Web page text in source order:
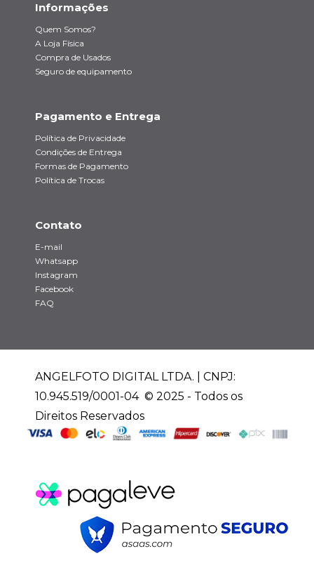
Informações
Quem Somos?
A Loja Física
Compra de Usados
Seguro de equipamento
Pagamento e Entrega
Política de Privacidade
Condições de Entrega
Formas de Pagamento
Política de Trocas
Contato
E-mail
Whatsapp
Instagram
Facebook
FAQ
ANGELFOTO DIGITAL LTDA. | CNPJ:
10.945.519/0001-04 © 2025 - Todos os
Direitos Reservados